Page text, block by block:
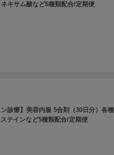
ネキサム酸など6種類配合/定期便
ン診療】美容内服 5合剤（30日分）各
テインなど5種類配合/定期便